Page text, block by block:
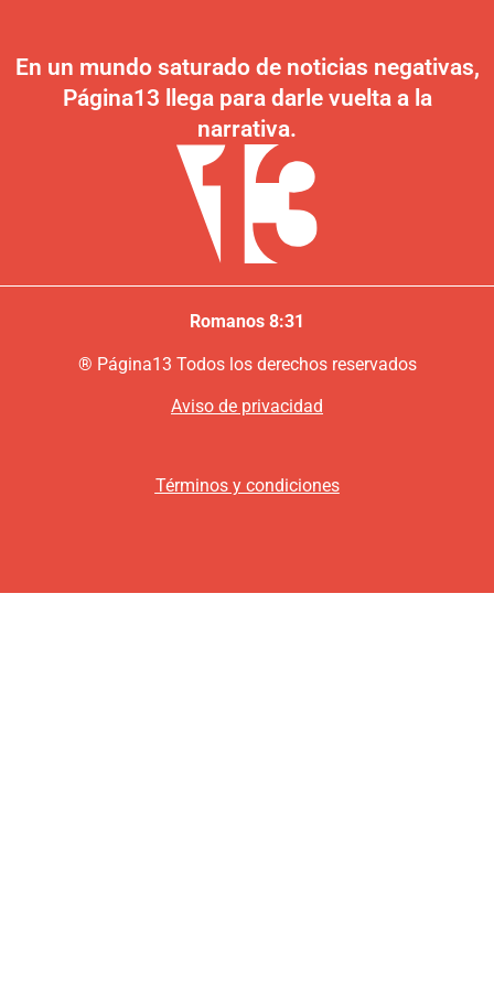
En un mundo saturado de noticias negativas,
Página13 llega para darle vuelta a la
narrativa.
Romanos 8:31
® Página13 Todos los derechos reservados
Aviso de privacidad
Términos y condiciones